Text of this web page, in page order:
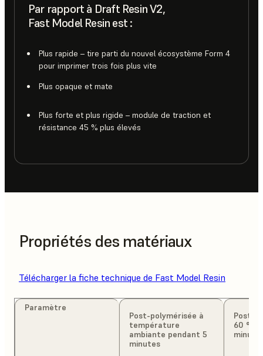
Par rapport à Draft Resin V2,
Fast Model Resin est :
Plus rapide – tire parti du nouvel écosystème Form 4
pour imprimer trois fois plus vite
Plus opaque et mate
Plus forte et plus rigide – module de traction et
résistance 45 % plus élevés
Propriétés des matériaux
Télécharger la fiche technique de Fast Model Resin
Paramètre
Post-polymérisée à
température
ambiante pendant 5
minutes
Post-
60 °C